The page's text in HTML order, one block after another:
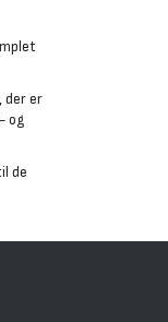
der er
og
de